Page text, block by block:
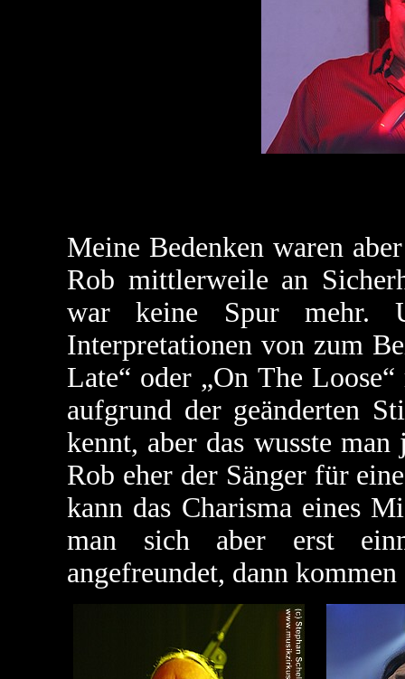
Meine Bedenken waren
Rob mittlerweile an
war keine Spur mehr.
Interpretationen von zum
Late“ oder „On The
aufgrund der geänderten
kennt, aber das wusste
Rob eher der Sänger für
kann das Charisma eines
man sich aber erst
angefreundet, dann